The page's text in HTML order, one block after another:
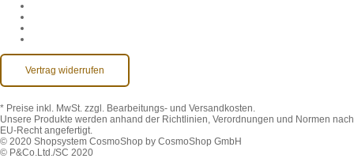
Vertrag widerrufen
* Preise inkl. MwSt. zzgl. Bearbeitungs- und Versandkosten.
Unsere Produkte werden anhand der Richtlinien, Verordnungen und Normen nach
EU-Recht angefertigt.
© 2020 Shopsystem CosmoShop by CosmoShop GmbH
© P&Co.Ltd./SC 2020